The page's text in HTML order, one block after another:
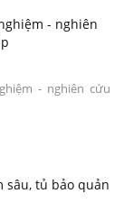
- nghiên
- nghiên cứu
sâu, tủ bảo quản